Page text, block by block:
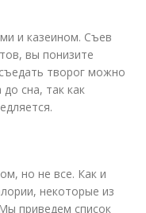
и казеином. Съев
вы понизите
творог можно
сна, так как
но не все. Как и
некоторые из
приведем список